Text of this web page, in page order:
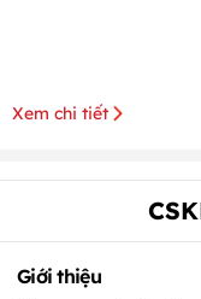
Xem chi tiết
Giới thiệu